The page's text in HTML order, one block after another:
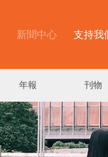
新聞中心 支持我
年報 刊物